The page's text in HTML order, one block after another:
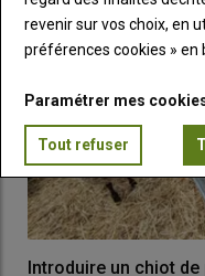
recommande vraiment
compte à quel point un
troupeau.» En 2012, sa
tard avec unatelier de
d’Élan. Une idée qu’il lui a
l’on veut !»
Une sélection
Amandine Gastal
Introduire un chiot
revenir sur vos choix, en
préférences cookies » en
Paramétrer mes
Tout refuser